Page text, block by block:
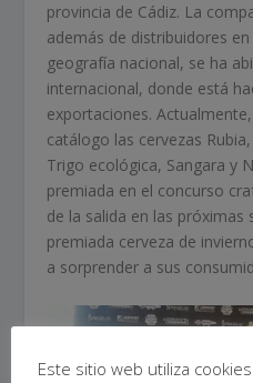
provincia de Cádiz. La
además de distribuidores
geografía nacional, se ha
internacional, donde está
exportaciones.
catálogo las cervezas
Trigo ecológica, Sangara y
premiada en el concurso
de la salida en las
premiada cerveza de
a sorprender a sus
Este sitio web utiliza